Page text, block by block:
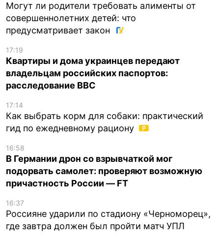
Могут ли родители требовать алименты от
совершеннолетних детей: что
предусматривает закон
17:19
Квартиры и дома украинцев передают
владельцам российских паспортов:
расследование BBC
17:14
Как выбрать корм для собаки: практический
гид по ежедневному рациону
16:58
В Германии дрон со взрывчаткой мог
подорвать самолет: проверяют возможную
причастность России — FT
16:37
Россияне ударили по стадиону «Черноморец»,
где завтра должен был пройти матч УПЛ